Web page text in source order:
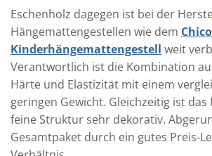
Eschenholz dagegen ist bei der
Hängemattengestellen wie dem
Kinderhängemattengestell weit
Verantwortlich ist die Kombination
Härte und Elastizität mit einem
geringen Gewicht. Gleichzeitig ist
feine Struktur sehr dekorativ.
Gesamtpaket durch ein gutes Preis-